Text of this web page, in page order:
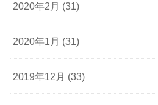
2020年2月 (31)
2020年1月 (31)
2019年12月 (33)